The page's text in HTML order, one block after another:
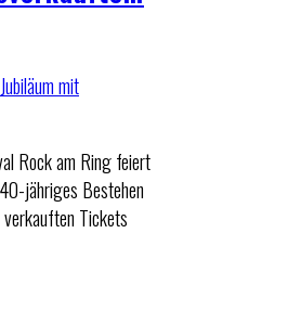
Rock am Ring feiert
jähriges Bestehen
Tickets